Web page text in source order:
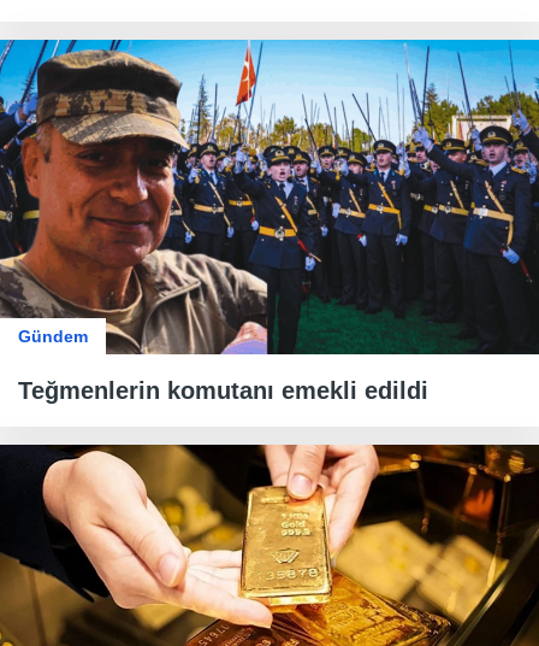
Gündem
Teğmenlerin komutanı emekli edildi